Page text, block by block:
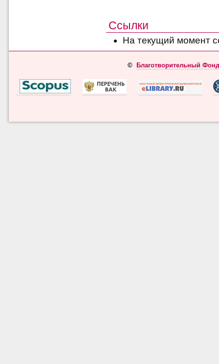
Ссылки
На текущий момент
© Благотворительный